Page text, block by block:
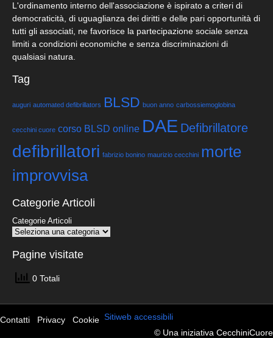
L'ordinamento interno dell'associazione è ispirato a criteri di
democraticità, di uguaglianza dei diritti e delle pari opportunità di
tutti gli associati, ne favorisce la partecipazione sociale senza
limiti a condizioni economiche e senza discriminazioni di
qualsiasi natura.
Tag
auguri automated defibrillators BLSD buon anno carbossiemoglobina
cecchini cuore corso BLSD online DAE Defibrillatore
defibrillatori fabrizio bonino maurizio cecchini morte
improvvisa
Categorie Articoli
Categorie Articoli
Pagine visitate
0 Totali
Sitiweb accessibili
Contatti Privacy
Cookie
© Una iniziativa CecchiniCuore